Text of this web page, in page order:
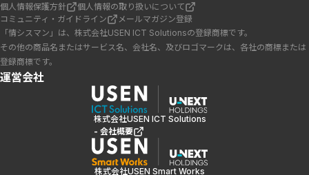
個人情報保護方針
個人情報の取り扱いについて
コミュニティ・ガイドライン
メールマガジン登録
「情シスマン」は、株式会社USEN ICT Solutionsの登録商標です。
その他の商品名またはサービス名、会社名、及びロゴマークは、各社の商標または
登録商標です。
運営会社
株式会社USEN ICT Solutions
- 会社概要
株式会社USEN Smart Works